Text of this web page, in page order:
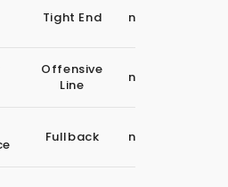
Tight End
november
Offensive
Line
november
Fullback
november